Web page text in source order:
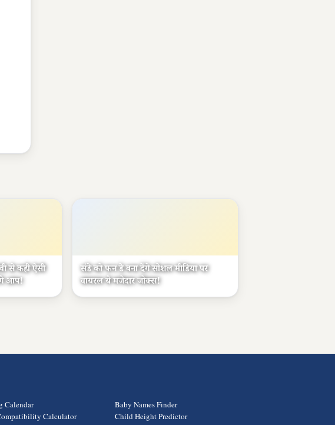
से कही ऐसी
आप!
संडे को फन डे बना देंगे सोशल मीडिया पर
वायरल ये मजेदार जोक्स!
Calendar
Calculator
Baby Names Finder
Child Height Predictor